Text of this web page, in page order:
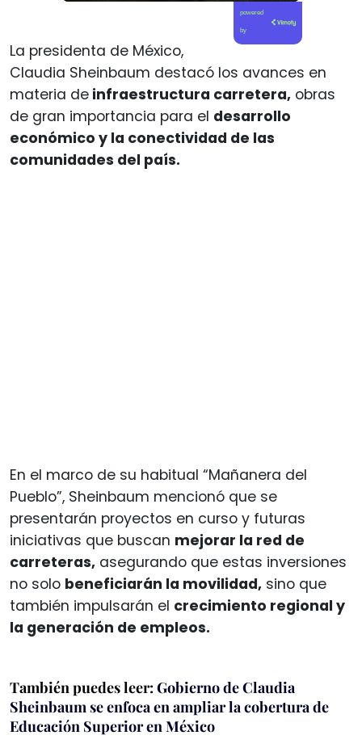
powered
by
La presidenta de México,
Claudia Sheinbaum destacó los avances en
materia de infraestructura carretera, obras
de gran importancia para el desarrollo
económico y la conectividad de las
comunidades del país.
En el marco de su habitual “Mañanera del
Pueblo”, Sheinbaum mencionó que se
presentarán proyectos en curso y futuras
iniciativas que buscan mejorar la red de
carreteras, asegurando que estas inversiones
no solo beneficiarán la movilidad, sino que
también impulsarán el crecimiento regional y
la generación de empleos.
También puedes leer: Gobierno de Claudia
Sheinbaum se enfoca en ampliar la cobertura de
Educación Superior en México